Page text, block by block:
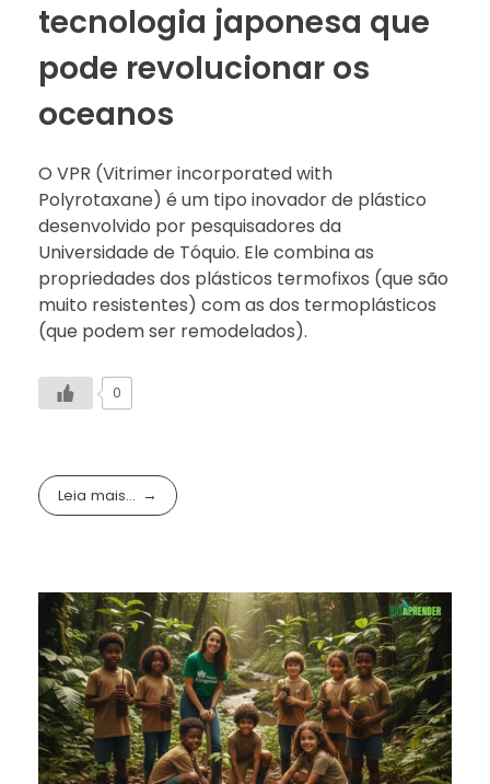
tecnologia japonesa que
pode revolucionar os
oceanos
O VPR (Vitrimer incorporated with
Polyrotaxane) é um tipo inovador de plástico
desenvolvido por pesquisadores da
Universidade de Tóquio. Ele combina as
propriedades dos plásticos termofixos (que são
muito resistentes) com as dos termoplásticos
(que podem ser remodelados).
0
Leia mais...